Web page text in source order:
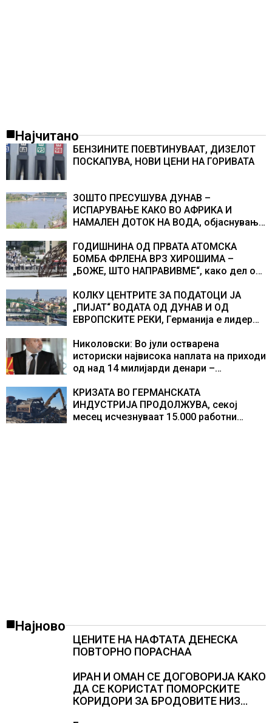
Најчитано
БЕНЗИНИТЕ ПОЕВТИНУВААТ, ДИЗЕЛОТ
ПОСКАПУВА, НОВИ ЦЕНИ НА ГОРИВАТА
ЗОШТО ПРЕСУШУВА ДУНАВ –
ИСПАРУВАЊЕ КАКО ВО АФРИКА И
НАМАЛЕН ДОТОК НА ВОДА, објаснување
ГОДИШНИНА ОД ПРВАТА АТОМСКА
БОМБА ФРЛЕНА ВРЗ ХИРОШИМА –
„БОЖЕ, ШТО НАПРАВИВМЕ“, како дел од
учесниците во бомбардирањето го
доживуваа овој настан што го промени
текот на историјата
КОЛКУ ЦЕНТРИТЕ ЗА ПОДАТОЦИ ЈА
„ПИЈАТ“ ВОДАТА ОД ДУНАВ И ОД
ЕВРОПСКИТЕ РЕКИ, Германија е лидер
центри за податоци
Николовски: Во јули остварена
историски највисока наплата на приходи
од над 14 милијарди денари –
резултати
КРИЗАТА ВО ГЕРМАНСКАТА
ИНДУСТРИЈА ПРОДОЛЖУВА, секој
месец исчезнуваат 15.000 работни
Најново
ЦЕНИТЕ НА НАФТАТА ДЕНЕСКА
ПОВТОРНО ПОРАСНАА
ИРАН И ОМАН СЕ ДОГОВОРИЈА КАКО
ДА СЕ КОРИСТАТ ПОМОРСКИТЕ
КОРИДОРИ ЗА БРОДОВИТЕ НИЗ